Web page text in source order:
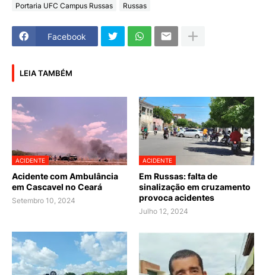
Portaria UFC Campus Russas
Russas
Facebook
LEIA TAMBÉM
ACIDENTE
Acidente com Ambulância
em Cascavel no Ceará
Setembro 10, 2024
ACIDENTE
Em Russas: falta de
sinalização em cruzamento
provoca acidentes
Julho 12, 2024